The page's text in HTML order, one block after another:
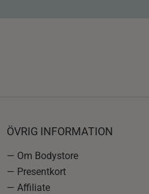
ÖVRIG INFORMATION
— Om Bodystore
— Presentkort
— Affiliate